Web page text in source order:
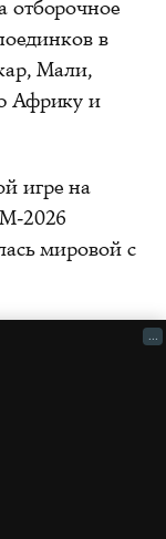
отборочное
в
Мали,
Африку и
игре на
2026
мировой с
...